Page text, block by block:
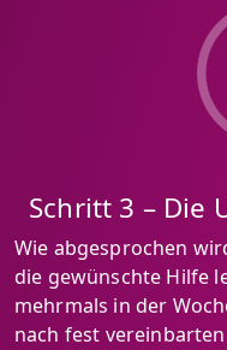
Schritt 3 – Die
Wie abgesprochen
die gewünschte Hilfe
mehrmals in der
nach fest